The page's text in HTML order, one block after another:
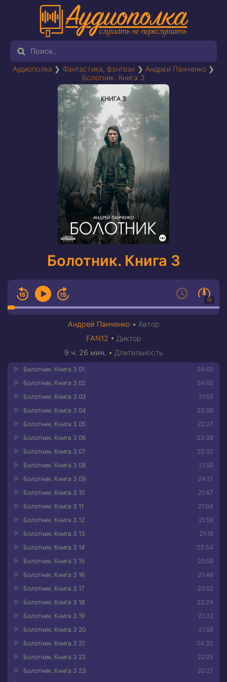
Аудиополка ❯ Фантастика, фэнтези ❯ Андрей Панченко ❯
Болотник. Книга 3
Болотник. Книга 3
1X
Андрей Панченко • Автор
FAN12 • Диктор
9 ч. 26 мин. • Длительность
24:02
Болотник. Книга 3 01
24:00
Болотник. Книга 3 02
21:55
Болотник. Книга 3 03
23:08
Болотник. Книга 3 04
22:27
Болотник. Книга 3 05
23:38
Болотник. Книга 3 06
25:32
Болотник. Книга 3 07
21:50
Болотник. Книга 3 08
24:17
Болотник. Книга 3 09
21:47
Болотник. Книга 3 10
21:04
Болотник. Книга 3 11
21:59
Болотник. Книга 3 12
21:19
Болотник. Книга 3 13
23:54
Болотник. Книга 3 14
20:59
Болотник. Книга 3 15
21:46
Болотник. Книга 3 16
20:52
Болотник. Книга 3 17
22:24
Болотник. Книга 3 18
21:32
Болотник. Книга 3 19
21:58
Болотник. Книга 3 20
24:32
Болотник. Книга 3 21
22:25
Болотник. Книга 3 22
20:27
Болотник. Книга 3 23